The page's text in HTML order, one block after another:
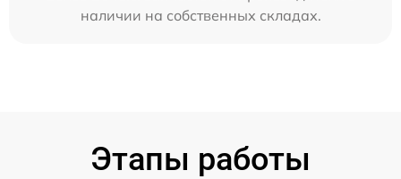
наличии на собственных складах.
Этапы работы